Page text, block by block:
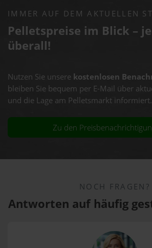
IMMER AUF DEM AKTUELLEN
Pelletspreise im Blick –
überall!
Nutzen Sie unsere kostenlosen
bleiben Sie bequem per E-Mail über
und die Lage am Pelletsmarkt informiert.
Zu den
NOCH FRAGEN?
Antworten auf häufig